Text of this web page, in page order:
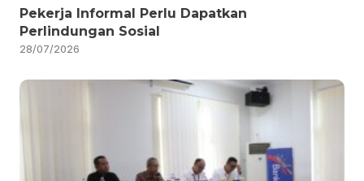
Pekerja Informal Perlu Dapatkan
Perlindungan Sosial
28/07/2026